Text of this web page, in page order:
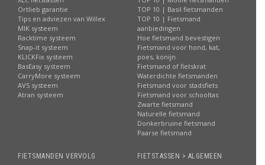
Ortlieb garantie
Tips en adviezen van Willex
MIK systeem
Racktime systeem
Snap-it systeem
KLICKFix systeem
BasEasy systeem
CarryMore systeem
AVS systeem
Atran systeem
TOP 10 | Basil fietsmanden
TOP 10 | Fietsmand
aanbiedingen
Hoe fietsmand bevestigen
Fietsmand voor hond, kat,
poes, konijn
Fietsmand of fietskrat
Waterdichte fietsmanden
Fietsmand voor stadsfiets
Fietsmand voor schooltas
Zwarte fietsmand
Naturelle fietsmand
Donkerbruine fietsmand
Paarse fietsmand
FIETSMANDEN VERVOLG FIETSTASSEN > ALGEMEEN